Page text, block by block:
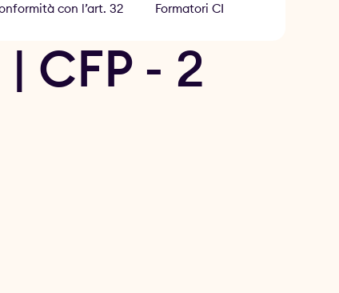
con l’art. 32 Formatori CI
CFP - 2